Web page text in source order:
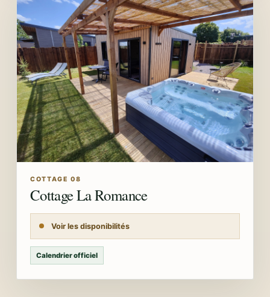
COTTAGE 08
Cottage La Romance
Voir les disponibilités
Calendrier officiel